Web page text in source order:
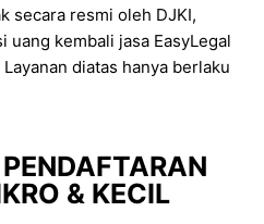
secara resmi oleh DJKI,
uang kembali jasa EasyLegal
diatas hanya berlaku
& KECIL